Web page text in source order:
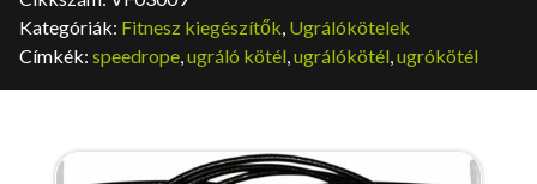
Kategóriák: Fitnesz kiegészítők, Ugrálókötelek
Címkék: speedrope,ugráló kötél,ugrálókötél,ugrókötél